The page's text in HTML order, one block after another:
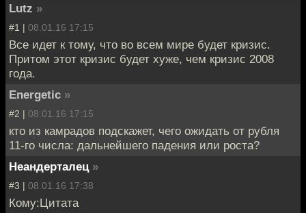
Lutz »
#1 | 08.01.16 17:15
Все идет к тому, что во всем мире будет кризис.
Притом этот кризис будет хуже, чем кризис 2008
года.
Energetic »
#2 | 08.01.16 17:15
кто из камрадов подскажет, чего ожидать от рубля
11-го числа: дальнейшего падения или роста?
Неандерталец »
#3 | 08.01.16 17:38
Кому:Цитата